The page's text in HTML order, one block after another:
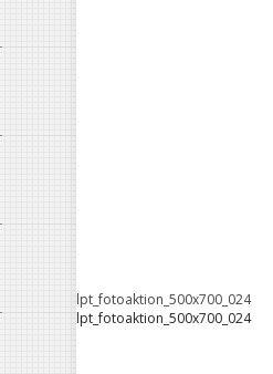
lpt_fotoaktion_500x700_024
lpt_fotoaktion_500x700_024